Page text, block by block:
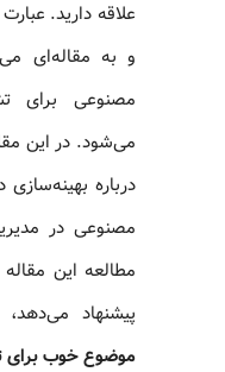
و به مقاله‌ای
مصنوعی برای
می‌شود. در این
درباره
مصنوعی در
مطالعه این
پیشنهاد
موضوع خوب برای